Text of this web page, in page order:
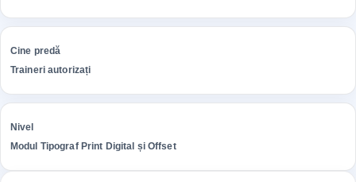
Cine predă
Traineri autorizați
Nivel
Modul Tipograf Print Digital și Offset